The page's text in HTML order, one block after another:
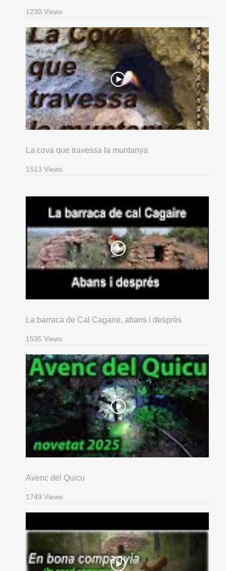
1230 Views
La cova que travessa la muntanya
1513 Views
La barraca de Cal Cagaire, abans i després
1535 Views
Avenc del Quicu
1749 Views